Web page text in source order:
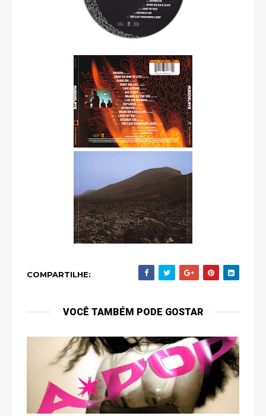
COMPARTILHE:
VOCÊ TAMBÉM PODE GOSTAR